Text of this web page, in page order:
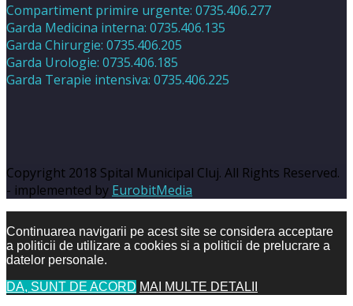
Compartiment primire urgente: 0735.406.277
Garda Medicina interna: 0735.406.135
Garda Chirurgie: 0735.406.205
Garda Urologie: 0735.406.185
Garda Terapie intensiva: 0735.406.225
Copyright 2018 Spital Municipal Cluj. All Rights Reserved.
- implemented by EurobitMedia
Continuarea navigarii pe acest site se considera acceptare
a politicii de utilizare a cookies si a politicii de prelucrare a
datelor personale.
DA, SUNT DE ACORD MAI MULTE DETALII